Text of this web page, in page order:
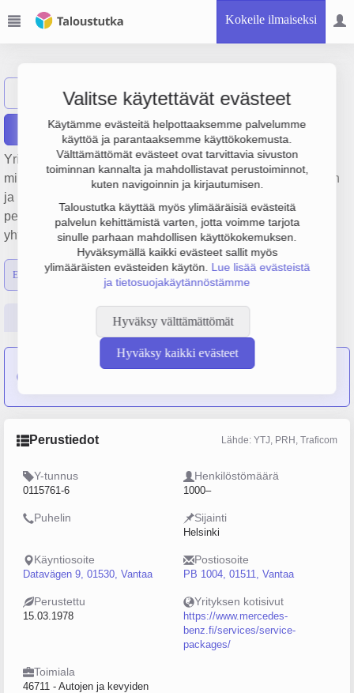
Kokeile ilmaiseksi
Valitse käytettävät evästeet
Käytämme evästeitä helpottaaksemme palvelumme
käyttöä ja parantaaksemme käyttökokemusta.
Välttämättömät evästeet ovat tarvittavia sivuston
toiminnan kannalta ja mahdollistavat perustoiminnot,
kuten navigoinnin ja kirjautumisen.
Taloustutka käyttää myös ylimääräisiä evästeitä
palvelun kehittämistä varten, jotta voimme tarjota
sinulle parhaan mahdollisen käyttökokemuksen.
Hyväksymällä kaikki evästeet sallit myös
ylimääräisten evästeiden käytön. Lue lisää evästeistä
ja tietosuojakäytännöstämme
Hyväksy välttämättömät
Hyväksy kaikki evästeet
Näytä haku Veho Oy Ab
Raportit
Yrityksen Veho Oy Ab liikevaihto on 763 milj. €, tulos 14.3
milj. € ja henkilöstömäärä 1085. Sen päätoimiala on Autojen
ja kevyiden moottoriajoneuvojen tukkukauppa,
perustamisvuosi 1978 ja sijainti Helsinki. Yrityksen
yhtiömuoto Osakeyhtiö (OY).
Emon luvut Konsernin luvut
Tilinpäätösluvut Päättäjätiedot
01.05.2021 Yritys on osittain jakautunut yritykseksi
Perustiedot Lähde: YTJ, PRH, Traficom
Y-tunnus
0115761-6
Henkilöstömäärä
1000–
Puhelin Sijainti
Helsinki
Käyntiosoite
Datavägen 9, 01530, Vantaa
Postiosoite
PB 1004, 01511, Vantaa
Perustettu
15.03.1978
Yrityksen kotisivut
https://www.mercedes-
benz.fi/services/service-
packages/
Toimiala
46711 - Autojen ja kevyiden